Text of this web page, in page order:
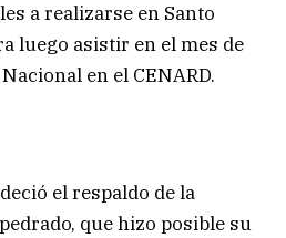
a realizarse en Santo
luego asistir en el mes de
en el CENARD.
el respaldo de la
que hizo posible su